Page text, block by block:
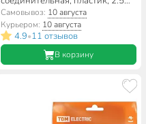
мм², TDM Electric, SQ0527-0003
Самовывоз: 10 августа
Курьером: 10 августа
4.9•11 отзывов
В корзину